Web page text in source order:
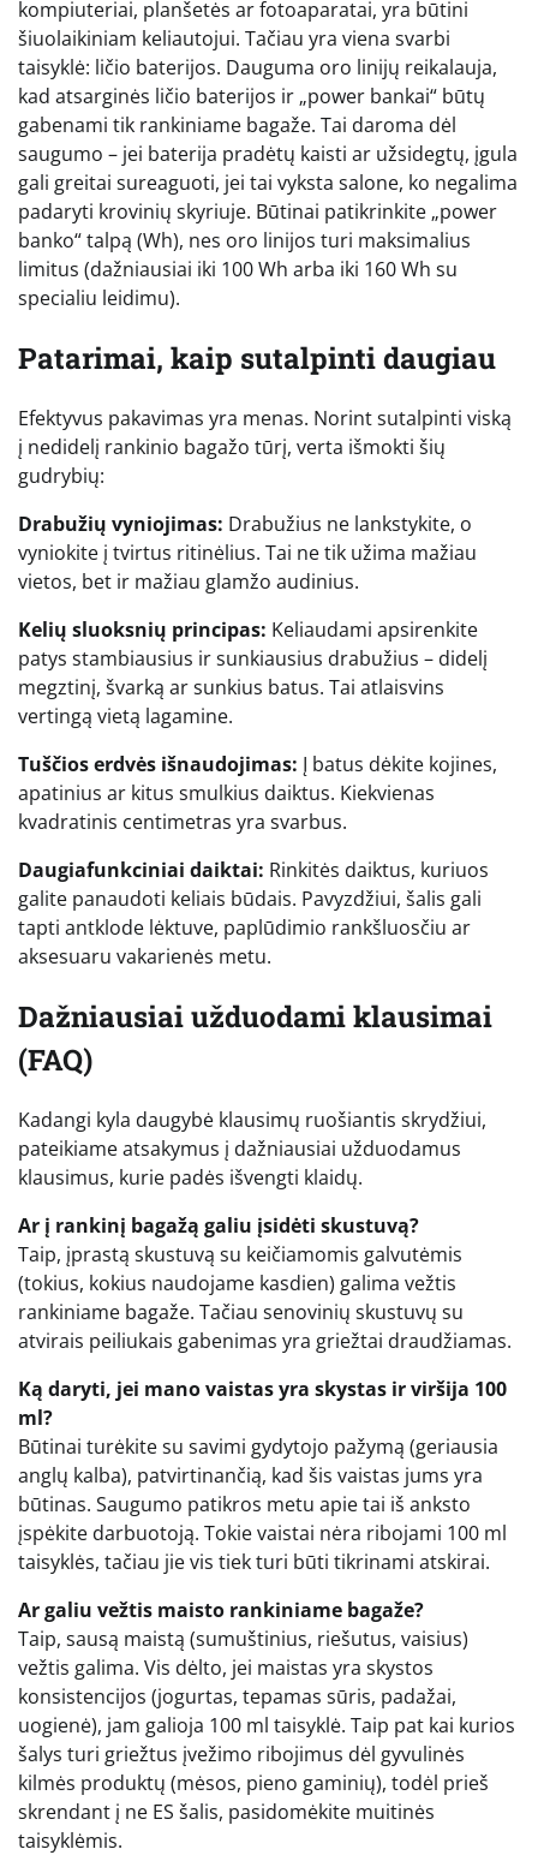
kompiuteriai, planšetės ar fotoaparatai, yra būtini
šiuolaikiniam keliautojui. Tačiau yra viena svarbi
taisyklė: ličio baterijos. Dauguma oro linijų reikalauja,
kad atsarginės ličio baterijos ir „power bankai“ būtų
gabenami tik rankiniame bagaže. Tai daroma dėl
saugumo – jei baterija pradėtų kaisti ar užsidegtų, įgula
gali greitai sureaguoti, jei tai vyksta salone, ko negalima
padaryti krovinių skyriuje. Būtinai patikrinkite „power
banko“ talpą (Wh), nes oro linijos turi maksimalius
limitus (dažniausiai iki 100 Wh arba iki 160 Wh su
specialiu leidimu).
Patarimai, kaip sutalpinti daugiau
Efektyvus pakavimas yra menas. Norint sutalpinti viską
į nedidelį rankinio bagažo tūrį, verta išmokti šių
gudrybių:
Drabužių vyniojimas: Drabužius ne lankstykite, o
vyniokite į tvirtus ritinėlius. Tai ne tik užima mažiau
vietos, bet ir mažiau glamžo audinius.
Kelių sluoksnių principas: Keliaudami apsirenkite
patys stambiausius ir sunkiausius drabužius – didelį
megztinį, švarką ar sunkius batus. Tai atlaisvins
vertingą vietą lagamine.
Tuščios erdvės išnaudojimas: Į batus dėkite kojines,
apatinius ar kitus smulkius daiktus. Kiekvienas
kvadratinis centimetras yra svarbus.
Daugiafunkciniai daiktai: Rinkitės daiktus, kuriuos
galite panaudoti keliais būdais. Pavyzdžiui, šalis gali
tapti antklode lėktuve, paplūdimio rankšluosčiu ar
aksesuaru vakarienės metu.
Dažniausiai užduodami klausimai
(FAQ)
Kadangi kyla daugybė klausimų ruošiantis skrydžiui,
pateikiame atsakymus į dažniausiai užduodamus
klausimus, kurie padės išvengti klaidų.
Ar į rankinį bagažą galiu įsidėti skustuvą?
Taip, įprastą skustuvą su keičiamomis galvutėmis
(tokius, kokius naudojame kasdien) galima vežtis
rankiniame bagaže. Tačiau senovinių skustuvų su
atvirais peiliukais gabenimas yra griežtai draudžiamas.
Ką daryti, jei mano vaistas yra skystas ir viršija 100
ml?
Būtinai turėkite su savimi gydytojo pažymą (geriausia
anglų kalba), patvirtinančią, kad šis vaistas jums yra
būtinas. Saugumo patikros metu apie tai iš anksto
įspėkite darbuotoją. Tokie vaistai nėra ribojami 100 ml
taisyklės, tačiau jie vis tiek turi būti tikrinami atskirai.
Ar galiu vežtis maisto rankiniame bagaže?
Taip, sausą maistą (sumuštinius, riešutus, vaisius)
vežtis galima. Vis dėlto, jei maistas yra skystos
konsistencijos (jogurtas, tepamas sūris, padažai,
uogienė), jam galioja 100 ml taisyklė. Taip pat kai kurios
šalys turi griežtus įvežimo ribojimus dėl gyvulinės
kilmės produktų (mėsos, pieno gaminių), todėl prieš
skrendant į ne ES šalis, pasidomėkite muitinės
taisyklėmis.